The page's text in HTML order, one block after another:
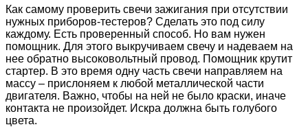
Как самому проверить свечи зажигания при отсутствии
нужных приборов-тестеров? Сделать это под силу
каждому. Есть проверенный способ. Но вам нужен
помощник. Для этого выкручиваем свечу и надеваем на
нее обратно высоковольтный провод. Помощник крутит
стартер. В это время одну часть свечи направляем на
массу – прислоняем к любой металлической части
двигателя. Важно, чтобы на ней не было краски, иначе
контакта не произойдет. Искра должна быть голубого
цвета.